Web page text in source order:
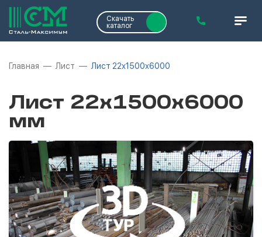
Скачать
каталог
Главная Лист Лист 22х1500х6000
Лист 22х1500х6000
мм